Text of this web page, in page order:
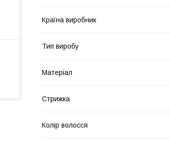
Країна виробник
Тип виробу
Матеріал
Стрижка
Колір волосся